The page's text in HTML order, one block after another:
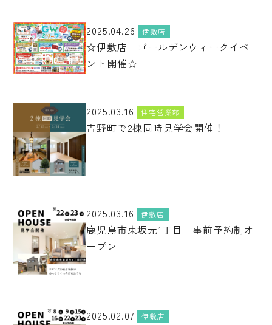
2025.04.26 伊敷店
☆伊敷店 ゴールデンウィークイベ
ント開催☆
2025.03.16 住宅営業部
吉野町で2棟同時見学会開催！
2025.03.16 伊敷店
鹿児島市東坂元1丁目 事前予約制オ
ープン
2025.02.07 伊敷店